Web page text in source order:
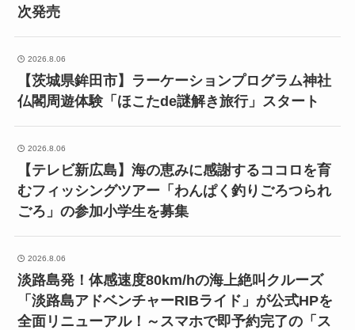
次発売
2026.8.06
【茨城県鉾田市】ラーケーションプログラム神社
仏閣周遊体験「ほこたde謎解き旅行」スタート
2026.8.06
【テレビ新広島】海の恵みに感謝するココロを育
むフィッシングツアー「わんぱく釣りごろつられ
ごろ」の参加小学生を募集
2026.8.06
淡路島発！体感速度80km/hの海上絶叫クルーズ
「淡路島アドベンチャーRIBライド」が公式HPを
全面リニューアル！～スマホで即予約完了の「ス